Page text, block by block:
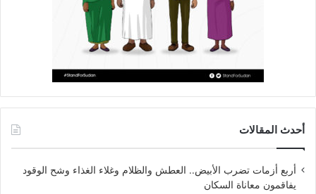
أحدث المقالات
أربع أزمات تضرب الأبيض.. العطش والظلام وغلاء الغذاء وشح الوقود
يفاقمون معاناة السكان